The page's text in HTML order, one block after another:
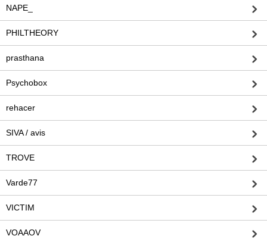
NAPE_
PHILTHEORY
prasthana
Psychobox
rehacer
SIVA / avis
TROVE
Varde77
VICTIM
VOAAOV